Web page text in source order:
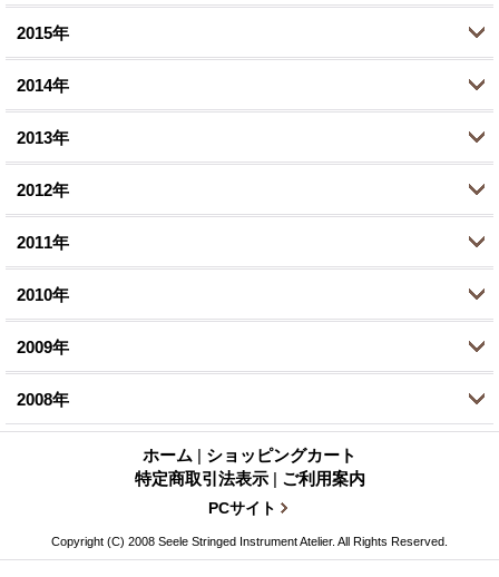
6月 (1)
1月 (2)
6月 (1)
4月 (5)
1月 (1)
9月 (2)
8月 (3)
6月 (7)
3月 (1)
2月 (2)
10月 (1)
9月 (3)
8月 (4)
7月 (9)
2月 (1)
1月 (2)
11月 (4)
10月 (5)
9月 (2)
8月 (4)
6月 (5)
2月 (1)
1月 (1)
11月 (2)
10月 (3)
9月 (1)
8月 (4)
6月 (3)
3月 (1)
2015年
11月 (1)
10月 (3)
9月 (1)
8月 (2)
7月 (1)
5月 (1)
2014年
11月 (3)
10月 (4)
8月 (3)
7月 (2)
6月 (4)
2013年
11月 (2)
10月 (2)
9月 (4)
8月 (4)
5月 (2)
2012年
11月 (4)
10月 (1)
9月 (1)
6月 (1)
2011年
11月 (4)
10月 (1)
6月 (3)
2010年
11月 (4)
8月 (1)
2009年
2008年
8月 (2)
ホーム | ショッピングカート
特定商取引法表示 | ご利用案内
PCサイト
Copyright (C) 2008 Seele Stringed Instrument Atelier. All Rights Reserved.